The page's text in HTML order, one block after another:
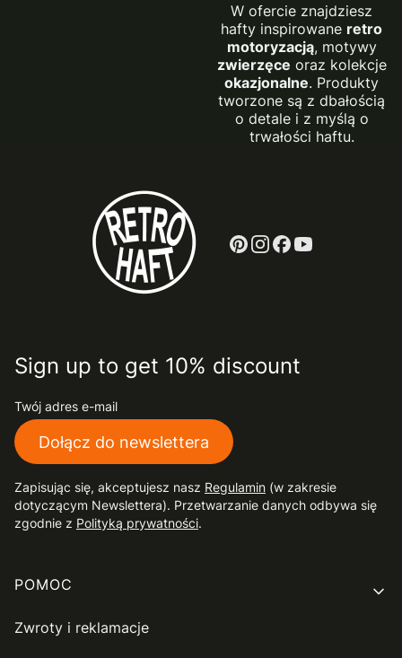
W ofercie znajdziesz
hafty inspirowane retro
motoryzacją, motywy
zwierzęce oraz kolekcje
okazjonalne. Produkty
tworzone są z dbałością
o detale i z myślą o
trwałości haftu.
Sign up to get 10% discount
Twój adres e-mail
Dołącz do newslettera
Zapisując się, akceptujesz nasz Regulamin (w zakresie
dotyczącym Newslettera). Przetwarzanie danych odbywa się
zgodnie z Polityką prywatności.
Linki w stopce
POMOC
Zwroty i reklamacje